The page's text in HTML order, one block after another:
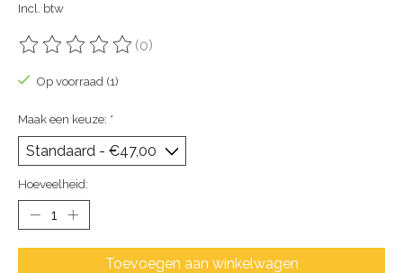
Incl. btw
De beoordeling van dit product is
(0)
Op voorraad (1)
Maak een keuze: *
Hoeveelheid:
Toevoegen aan winkelwagen